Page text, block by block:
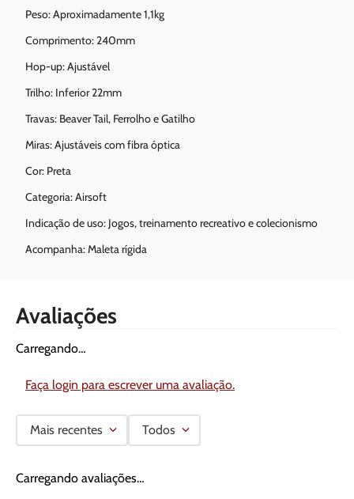
Peso: Aproximadamente 1,1kg
Comprimento: 240mm
Hop-up: Ajustável
Trilho: Inferior 22mm
Travas: Beaver Tail, Ferrolho e Gatilho
Miras: Ajustáveis com fibra óptica
Cor: Preta
Categoria: Airsoft
Indicação de uso: Jogos, treinamento recreativo e colecionismo
Acompanha: Maleta rígida
Avaliações
Carregando…
Faça login para escrever uma avaliação.
Mais recentes Todos
Carregando avaliações…